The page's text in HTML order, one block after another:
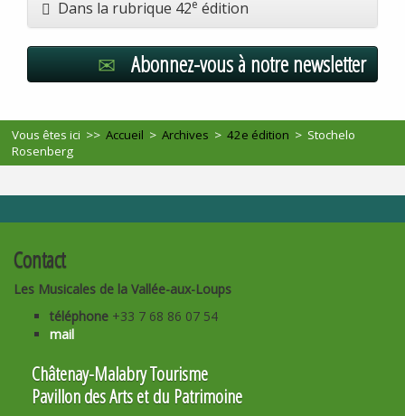
Dans la rubrique 42e édition
Abonnez-vous à notre newsletter
Vous êtes ici >>Accueil >Archives >42e édition > Stochelo
Rosenberg
Contact
Les Musicales de la Vallée-aux-Loups
téléphone +33 7 68 86 07 54
mail
Châtenay-Malabry Tourisme
Pavillon des Arts et du Patrimoine